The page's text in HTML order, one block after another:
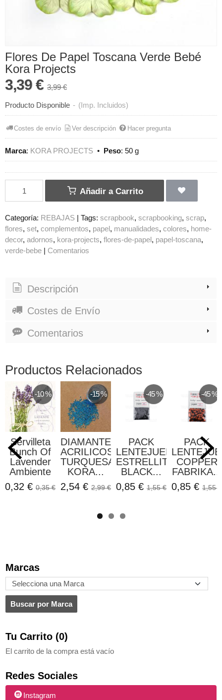
Marcas
Tu Carrito (0)
El carrito de la compra está vacío
Redes Sociales
Instagram
Flores De Papel Toscana Verde Bebé
Kora Projects
3,39 € 3,99 €
Producto Disponible - (Imp. Incluidos)
Costes de envío Ver descripción Hacer pregunta
Marca: KORA PROJECTS • Peso: 50 g
Añadir a Carrito
Categoría: REBAJAS Tags: scrapbook scrapbooking scrap
flores set complementos papel manualidades colores
home-
decor adornos kora-projects flores-de-papel
papel-toscana
verde-bebe
Comentarios
Descripción
Costes de Envío
Comentarios
Productos Relacionados
-10 %
Servilleta
Bunch Of
Lavender
Ambiente
0,32 € 0,35 €
-15 %
DIAMANTES
ACRILICOS
TURQUESA
KORA...
2,54 € 2,99 €
-45 %
PACK
LENTEJUELAS
ESTRELLITAS
BLACK...
0,85 € 1,55 €
-45 %
PACK
COPPER
FABRIKA...
0,85 € 1,55 €